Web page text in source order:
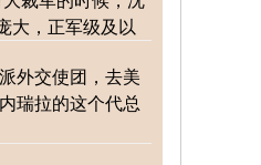
大，正军级及以
外交使团，去美
瑞拉的这个代总